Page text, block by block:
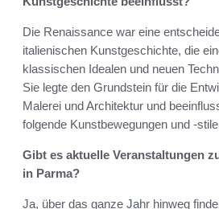
Die Renaissance war eine
italienischen Kunstgeschichte, die
klassischen Idealen und neuen
Sie legte den Grundstein für die
Malerei und Architektur und
folgende Kunstbewegungen und -
Gibt es aktuelle Veranstaltungen
in Parma?
Ja, über das ganze Jahr hinweg